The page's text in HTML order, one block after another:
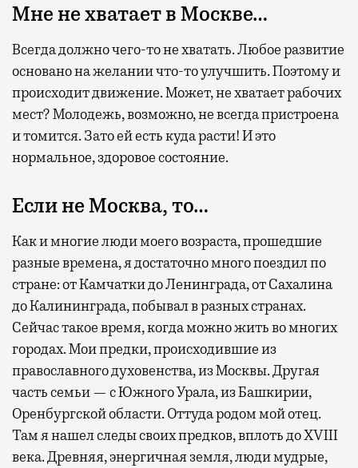
Мне не хватает в Москве…
Всегда должно чего-то не хватать. Любое развитие
основано на желании что-то улучшить. Поэтому и
происходит движение. Может, не хватает рабочих
мест? Молодежь, возможно, не всегда пристроена
и томится. Зато ей есть куда расти! И это
нормальное, здоровое состояние.
Если не Москва, то…
Как и многие люди моего возраста, прошедшие
разные времена, я достаточно много поездил по
стране: от Камчатки до Ленинграда, от Сахалина
до Калининграда, побывал в разных странах.
Сейчас такое время, когда можно жить во многих
городах. Мои предки, происходившие из
православного духовенства, из Москвы. Другая
часть семьи — с Южного Урала, из Башкирии,
Оренбургской области. Оттуда родом мой отец.
Там я нашел следы своих предков, вплоть до XVIII
века. Древняя, энергичная земля, люди мудрые,